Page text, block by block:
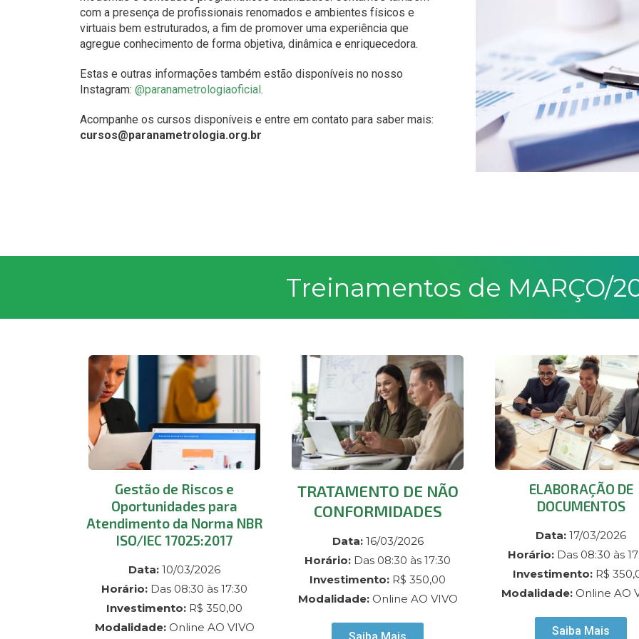
com a presença de profissionais renomados e ambientes físicos e
virtuais bem estruturados, a fim de promover uma experiência que
agregue conhecimento de forma objetiva, dinâmica e enriquecedora.
Estas e outras informações também estão disponíveis no nosso
Instagram: @paranametrologiaoficial.
Acompanhe os cursos disponíveis e entre em contato para saber mais:
cursos@paranametrologia.org.br
Treinamentos de MARÇO/
Gestão de Riscos e
Oportunidades para
Atendimento da Norma NBR
ISO/IEC 17025:2017
Data: 10/03/2026
Horário: Das 08:30 às 17:30
Investimento: R$ 350,00
Modalidade: Online AO VIVO
TRATAMENTO DE NÃO
CONFORMIDADES
Data:16/03/2026
Horário: Das 08:30 às 17:30
Investimento: R$ 350,00
Modalidade: Online AO VIVO
Saiba Mais
ELABORAÇÃO DE
DOCUMENTOS
Data: 17/03/2026
Horário: Das 08:30 às
Investimento: R$
Modalidade: Online AO
Saiba Mais